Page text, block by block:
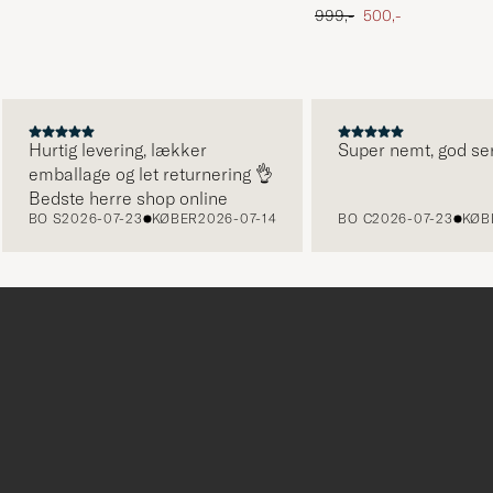
Ordinary pris
999,- Nedsat pris
500,-
Hurtig levering, lækker
emballage og let returnering 👌
Bedste herre shop online
BO S2026-07-23 KØBER2026-07-14
Super nemt, god
BO C2026-07-23 KØBER